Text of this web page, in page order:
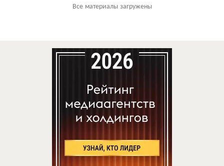
Все материалы загружены